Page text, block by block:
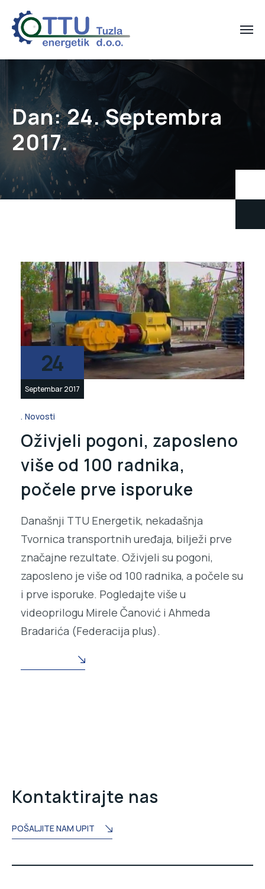
Dan:24. Septembra
2017.
24
Septembar 2017
Novosti
Oživjeli pogoni, zaposleno
više od 100 radnika,
počele prve isporuke
Današnji TTU Energetik, nekadašnja
Tvornica transportnih uređaja, bilježi prve
značajne rezultate. Oživjeli su pogoni,
zaposleno je više od 100 radnika, a počele su
i prve isporuke. Pogledajte više u
videoprilogu Mirele Čanović i Ahmeda
Bradarića (Federacija plus).
Kontaktirajte nas
POŠALJITE NAM UPIT